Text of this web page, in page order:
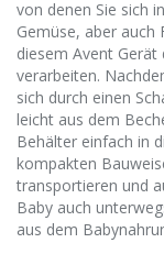
von denen Sie sich
Gemüse, aber auch
diesem Avent
verarbeiten.
sich durch einen
leicht aus dem
Behälter einfach in
kompakten
transportieren und
Baby auch
aus dem